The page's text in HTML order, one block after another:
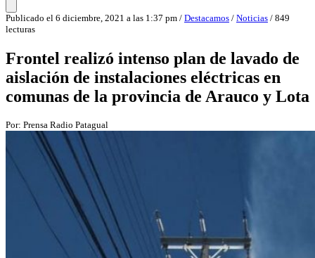
Publicado el 6 diciembre, 2021 a las 1:37 pm / Destacamos / Noticias / 849
lecturas
Frontel realizó intenso plan de lavado de
aislación de instalaciones eléctricas en
comunas de la provincia de Arauco y Lota
Por: Prensa Radio Patagual